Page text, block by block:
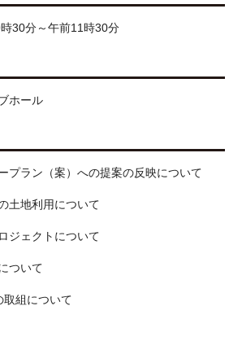
30分～午前11時30分
ホール
プラン（案）への提案の反映について
土地利用について
ジェクトについて
ついて
取組について